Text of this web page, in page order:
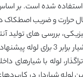
استفاده شده است. بر
فیزیکی، بررسی های
مقدار تولید انتروپی با افزایش شیار ها و با کاهش
لوله با شیارهای داخلی